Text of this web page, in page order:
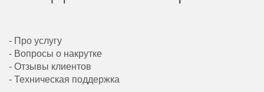
- Про услугу
- Вопросы о накрутке
- Отзывы клиентов
- Техническая поддержка